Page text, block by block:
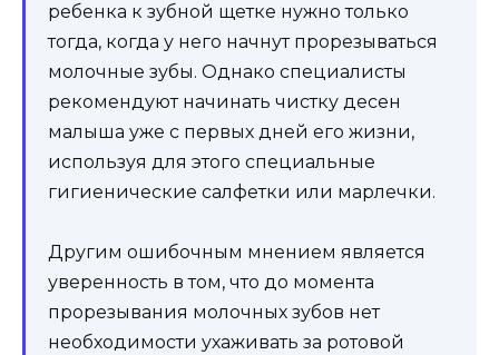
ребенка к зубной щетке нужно только
тогда, когда у него начнут прорезываться
молочные зубы. Однако специалисты
рекомендуют начинать чистку десен
малыша уже с первых дней его жизни,
используя для этого специальные
гигиенические салфетки или марлечки.
Другим ошибочным мнением является
уверенность в том, что до момента
прорезывания молочных зубов нет
необходимости ухаживать за ротовой